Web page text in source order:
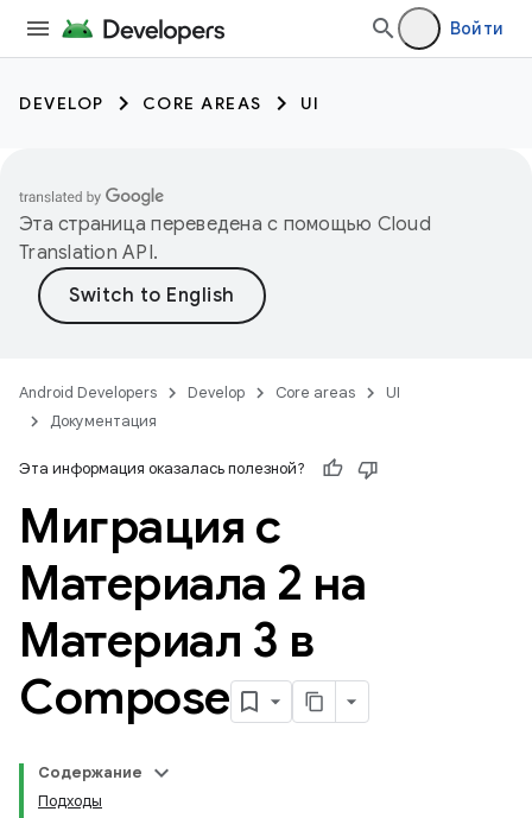
Войти
DEVELOP CORE AREAS UI
Эта страница переведена с помощью Cloud
Translation API.
Android Developers Develop Core areas
UI
Документация
Эта информация оказалась полезной?
Миграция с
Материала 2 на
Материал 3 в
Compose
Содержание
Подходы